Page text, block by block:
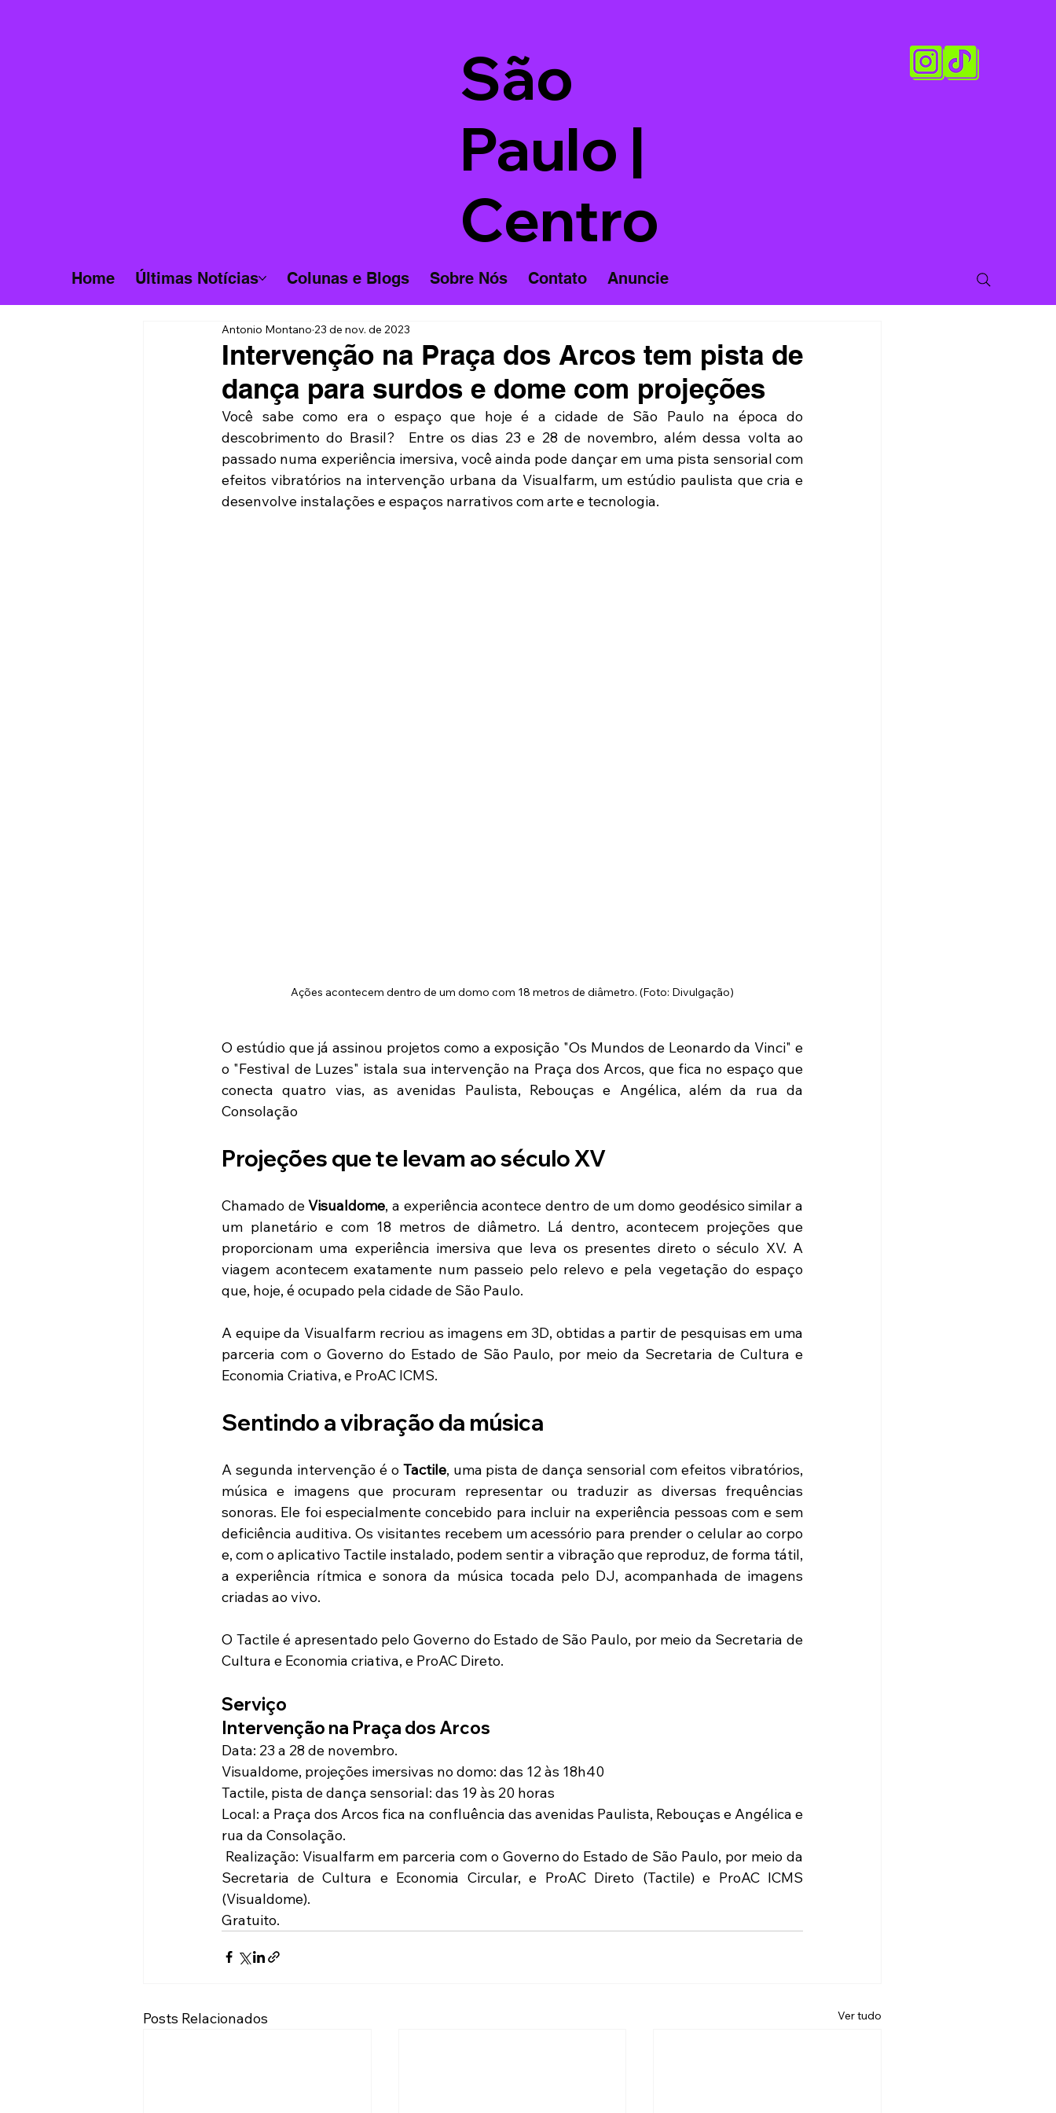
São
Paulo |
Centro
Home Últimas Notícias Colunas e Blogs Sobre Nós Contato Anuncie
Intervenção na Praça dos Arcos tem pista de
dança para surdos e dome com projeções
Antonio Montano 23 de nov. de 2023
Você sabe como era o espaço que hoje é a cidade de São Paulo na época do
descobrimento do Brasil?  Entre os dias 23 e 28 de novembro, além dessa volta ao
passado numa experiência imersiva, você ainda pode dançar em uma pista sensorial com
efeitos vibratórios na intervenção urbana da Visualfarm, um estúdio paulista que cria e
desenvolve instalações e espaços narrativos com arte e tecnologia.
Ações acontecem dentro de um domo com 18 metros de diâmetro. (Foto: Divulgação)
O estúdio que já assinou projetos como a exposição "Os Mundos de Leonardo da Vinci" e
o "Festival de Luzes" istala sua intervenção na Praça dos Arcos, que fica no espaço que
conecta quatro vias, as avenidas Paulista, Rebouças e Angélica, além da rua da
Consolação
Projeções que te levam ao século XV
Chamado de Visualdome, a experiência acontece dentro de um domo geodésico similar a
um planetário e com 18 metros de diâmetro. Lá dentro, acontecem projeções que
proporcionam uma experiência imersiva que leva os presentes direto o século XV. A
viagem acontecem exatamente num passeio pelo relevo e pela vegetação do espaço
que, hoje, é ocupado pela cidade de São Paulo.
A equipe da Visualfarm recriou as imagens em 3D, obtidas a partir de pesquisas em uma
parceria com o Governo do Estado de São Paulo, por meio da Secretaria de Cultura e
Economia Criativa, e ProAC ICMS.
Sentindo a vibração da música
A segunda intervenção é o Tactile, uma pista de dança sensorial com efeitos vibratórios,
música e imagens que procuram representar ou traduzir as diversas frequências
sonoras. Ele foi especialmente concebido para incluir na experiência pessoas com e sem
deficiência auditiva. Os visitantes recebem um acessório para prender o celular ao corpo
e, com o aplicativo Tactile instalado, podem sentir a vibração que reproduz, de forma tátil,
a experiência rítmica e sonora da música tocada pelo DJ, acompanhada de imagens
criadas ao vivo.
O Tactile é apresentado pelo Governo do Estado de São Paulo, por meio da Secretaria de
Cultura e Economia criativa, e ProAC Direto.
Serviço
Intervenção na Praça dos Arcos
Data: 23 a 28 de novembro.
Visualdome, projeções imersivas no domo: das 12 às 18h40
Tactile, pista de dança sensorial: das 19 às 20 horas
Local: a Praça dos Arcos fica na confluência das avenidas Paulista, Rebouças e Angélica e
rua da Consolação.
Secretaria de Cultura e Economia Circular, e ProAC Direto (Tactile) e ProAC ICMS
(Visualdome).
Gratuito.
Posts Relacionados Ver tudo